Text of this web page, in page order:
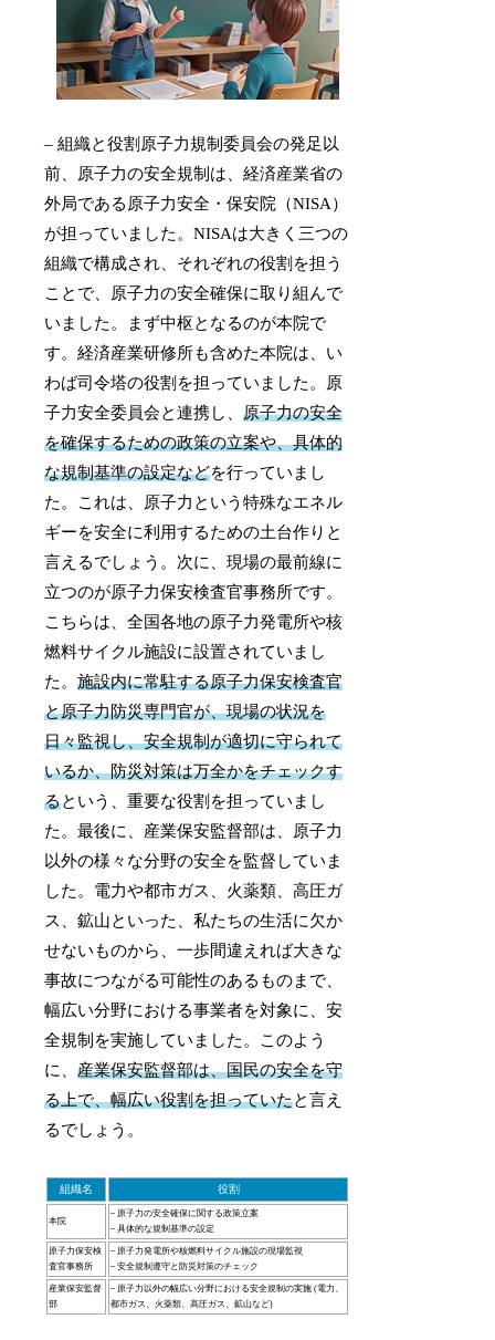
– 組織と役割原子力規制委員会の発足以
前、原子力の安全規制は、経済産業省の
外局である原子力安全・保安院（NISA）
が担っていました。NISAは大きく三つの
組織で構成され、それぞれの役割を担う
ことで、原子力の安全確保に取り組んで
いました。まず中枢となるのが本院で
す。経済産業研修所も含めた本院は、い
わば司令塔の役割を担っていました。原
子力安全委員会と連携し、原子力の安全
を確保するための政策の立案や、具体的
な規制基準の設定などを行っていまし
た。これは、原子力という特殊なエネル
ギーを安全に利用するための土台作りと
言えるでしょう。次に、現場の最前線に
立つのが原子力保安検査官事務所です。
こちらは、全国各地の原子力発電所や核
燃料サイクル施設に設置されていまし
た。施設内に常駐する原子力保安検査官
と原子力防災専門官が、現場の状況を
日々監視し、安全規制が適切に守られて
いるか、防災対策は万全かをチェックす
るという、重要な役割を担っていまし
た。最後に、産業保安監督部は、原子力
以外の様々な分野の安全を監督していま
した。電力や都市ガス、火薬類、高圧ガ
ス、鉱山といった、私たちの生活に欠か
せないものから、一歩間違えれば大きな
事故につながる可能性のあるものまで、
幅広い分野における事業者を対象に、安
全規制を実施していました。このよう
に、産業保安監督部は、国民の安全を守
る上で、幅広い役割を担っていたと言え
るでしょう。
組織名 役割
本院
– 原子力の安全確保に関する政策立案
– 具体的な規制基準の設定
原子力保安検
査官事務所
– 原子力発電所や核燃料サイクル施設の現場監視
– 安全規制遵守と防災対策のチェック
産業保安監督
部
– 原子力以外の幅広い分野における安全規制の実施 (電力、
都市ガス、火薬類、高圧ガス、鉱山など)